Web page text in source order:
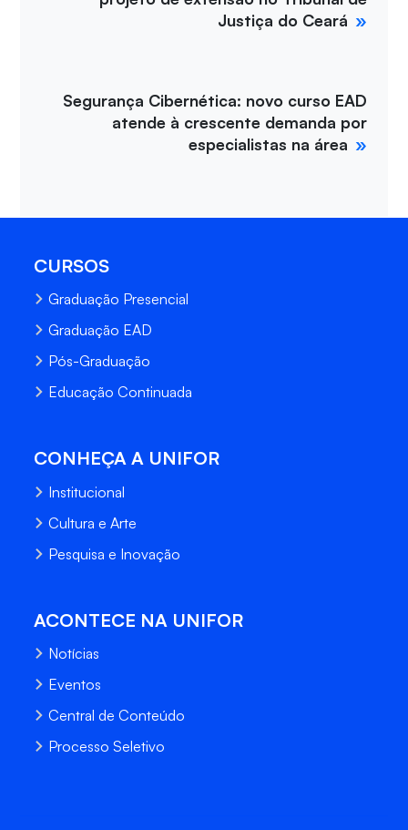
Justiça do Ceará
Segurança Cibernética: novo curso EAD
atende à crescente demanda por
especialistas na área
CURSOS
Graduação Presencial
Graduação EAD
Pós-Graduação
Educação Continuada
CONHEÇA A UNIFOR
Institucional
Cultura e Arte
Pesquisa e Inovação
ACONTECE NA UNIFOR
Notícias
Eventos
Central de Conteúdo
Processo Seletivo